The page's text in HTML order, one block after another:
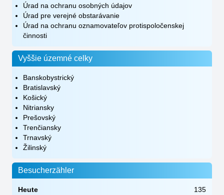
Úrad na ochranu osobných údajov
Úrad pre verejné obstarávanie
Úrad na ochranu oznamovateľov protispoločenskej
činnosti
Vyššie územné celky
Banskobystrický
Bratislavský
Košický
Nitriansky
Prešovský
Trenčiansky
Trnavský
Žilinský
Besucherzähler
Heute
135